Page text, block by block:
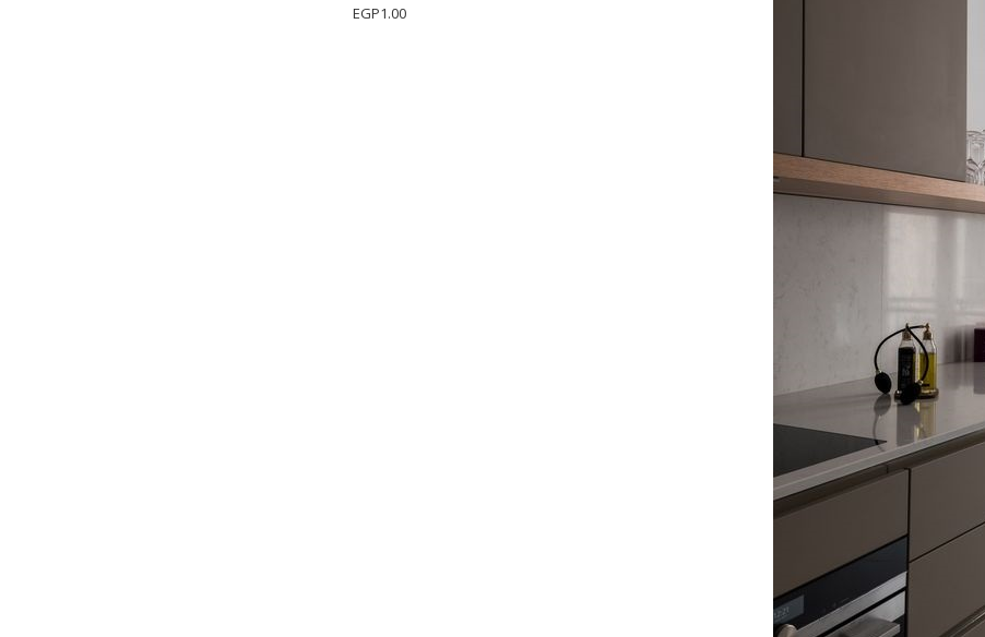
تم التقييم
5.00
من 5
EGP1.00